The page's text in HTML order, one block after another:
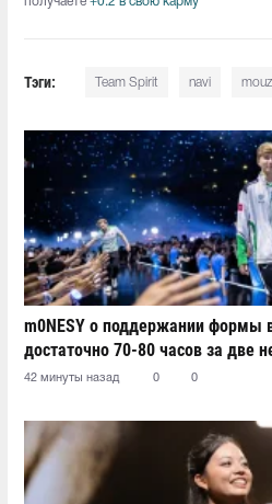
Тэги: Team Spirit navi mouz
m0NESY о поддержании формы
достаточно 70-80 часов за две
110"
42 минуты назад 0 0